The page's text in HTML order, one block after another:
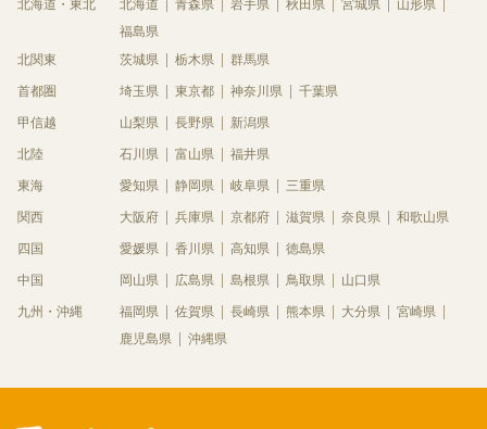
北海道・東北 北海道 青森県 岩手県 秋田県 宮城県
山形県
福島県
北関東
茨城県 栃木県 群馬県
首都圏 埼玉県 東京都 神奈川県 千葉県
甲信越 山梨県 長野県 新潟県
北陸 石川県 富山県 福井県
東海 愛知県 静岡県 岐阜県 三重県
関西 大阪府 兵庫県 京都府 滋賀県 奈良県 和歌山県
四国 愛媛県 香川県 高知県 徳島県
中国 岡山県 広島県 島根県 鳥取県 山口県
九州・沖縄 福岡県 佐賀県 長崎県 熊本県 大分県
宮崎県
鹿児島県
沖縄県